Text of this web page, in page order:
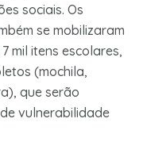
sociais. Os
se mobilizaram
mil itens escolares,
(mochila,
que serão
vulnerabilidade